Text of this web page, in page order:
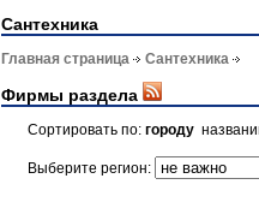
Сантехника
Главная страница Сантехника
Фирмы раздела
Сортировать по: городу
Выберите регион: